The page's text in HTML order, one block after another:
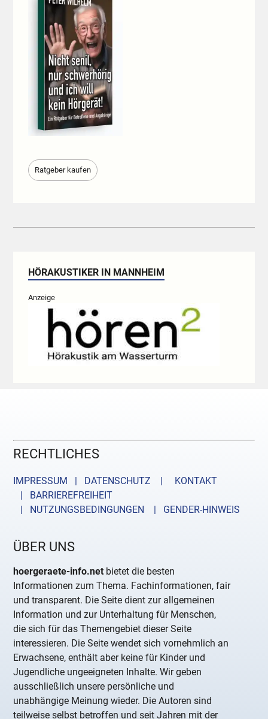
Ratgeber kaufen
HÖRAKUSTIKER IN MANNHEIM
Anzeige
RECHTLICHES
IMPRESSUM | DATENSCHUTZ |
KONTAKT
| BARRIEREFREIHEIT
| NUTZUNGSBEDINGUNGEN
| GENDER-HINWEIS
ÜBER UNS
hoergeraete-info.net bietet die besten
Informationen zum Thema. Fachinformationen, fair
und transparent. Die Seite dient zur allgemeinen
Information und zur Unterhaltung für Menschen,
die sich für das Themengebiet dieser Seite
interessieren. Die Seite wendet sich vornehmlich an
Erwachsene, enthält aber keine für Kinder und
Jugendliche ungeeigneten Inhalte. Wir geben
ausschließlich unsere persönliche und
unabhängige Meinung wieder. Die Autoren sind
teilweise selbst betroffen und seit Jahren mit der